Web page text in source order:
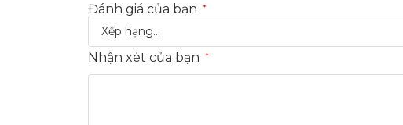
Đánh giá của bạn *
Nhận xét của bạn *